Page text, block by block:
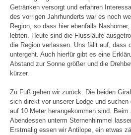
Getränken versorgt und erfahren
des vorrigen Jahrhunderts war es noch
Region, so dass hier ebenfalls
lebten. Heute sind die Flussläufe
die Region verlassen. Uns fällt auf, dass
untergeht. Auch hierfür gibt es eine
Abstand zur Sonne größer und die
kürzer.
Zu Fuß gehen wir zurück. Die beiden
sich direkt vor unserer Lodge und
auf 10 Meter herangekommen sind. Beim
Abendessen unterm Sternenhimmel
Erstmalig essen wir Antilope, ein etwas